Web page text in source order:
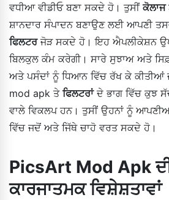
ਵਧੀਆ ਵੀਡੀਓ ਬਣਾ ਸਕਦੇ ਹੋ। ਤੁਸੀਂਕੋਲਾਜ
ਸ਼ਾਨਦਾਰ ਸੰਪਾਦਨ ਬਣਾਉਣ ਲਈ ਆਪਣੀ
ਫਿਲਟਰਜੋੜ ਸਕਦੇ ਹੋ। ਇਹ ਐਪਲੀਕੇਸ਼ਨ
ਬਿਲਕੁਲ ਕੰਮ ਕਰੇਗੀ। ਸਾਰੇ ਸੁਝਾਅ ਅਤੇ
ਅਤੇ ਪਸੰਦਾਂ ਨੂੰ ਧਿਆਨ ਵਿੱਚ ਰੱਖ ਕੇ ਕੀਤੀਆਂ
mod apk ਤੇ ਫਿਲਟਰਾਂਦੇ ਭਾਗ ਵਿੱਚ ਕੁਝ
ਵਾਲੇ ਵਿਕਲਪ ਹਨ। ਤੁਸੀਂ ਉਹਨਾਂ ਨੂੰ
ਵਿੱਚ ਜਦੋਂ ਅਤੇ ਜਿੱਥੇ ਚਾਹੋ ਵਰਤ ਸਕਦੇ ਹੋ।
PicsArt Mod Apk
ਕਾਰਜਾਤਮਕ ਵਿਸ਼ੇਸ਼ਤਾਵਾਂ